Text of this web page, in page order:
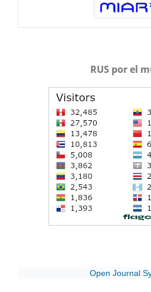
RUS por el
Open Journal